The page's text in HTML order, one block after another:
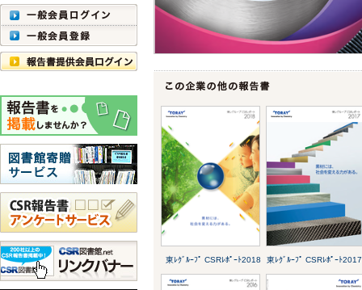
東ﾚｸﾞﾙｰﾌﾟ CSRﾚﾎﾟｰﾄ2018 東ﾚｸﾞﾙｰﾌﾟ CSRﾚﾎﾟｰﾄ2017